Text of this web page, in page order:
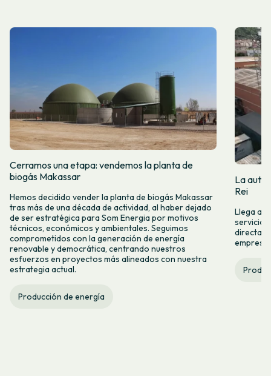
Cerramos una etapa: vendemos la planta de
biogás Makassar
Hemos decidido vender la planta de biogás Makassar
tras más de una década de actividad, al haber dejado
de ser estratégica para Som Energia por motivos
técnicos, económicos y ambientales. Seguimos
comprometidos con la generación de energía
renovable y democrática, centrando nuestros
esfuerzos en proyectos más alineados con nuestra
estrategia actual.
Producción de energía
La
Rei
Llega a
servicio